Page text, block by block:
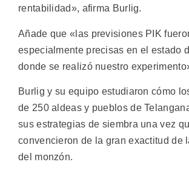
rentabilidad», afirma Burlig.
Añade que «las previsiones PIK
especialmente precisas en el estado
donde se realizó nuestro
Burlig y su equipo estudiaron cómo
de 250 aldeas y pueblos de
sus estrategias de siembra una vez
convencieron de la gran exactitud de
del monzón.